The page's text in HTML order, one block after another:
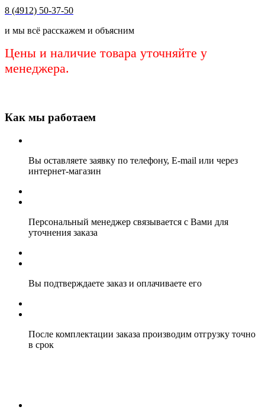
8 (4912) 50-37-50
и мы всё расскажем и объясним
Цены и наличие товара уточняйте у
менеджера.
Как мы работаем
Вы оставляете заявку по телефону, E-mail или через
интернет-магазин
Персональный менеджер связывается с Вами для
уточнения заказа
Вы подтверждаете заказ и оплачиваете его
После комплектации заказа производим отгрузку точно
в срок